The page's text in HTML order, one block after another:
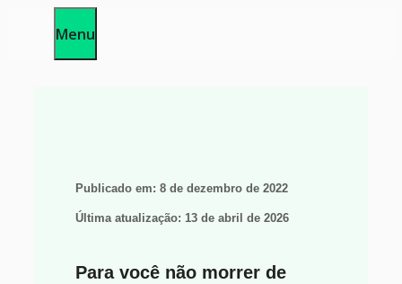
Menu
Publicado em: 8 de dezembro de 2022
Última atualização: 13 de abril de 2026
Para você não morrer de